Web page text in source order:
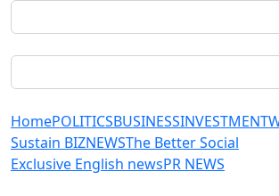
HomePOLITICSBUSINESSINVESTMENT
Sustain BIZNEWSThe Better Social
Exclusive English newsPR NEWS